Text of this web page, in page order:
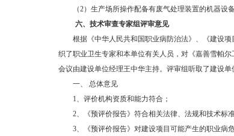
（2）生产场所操作配备有废气处理装置的机器
六、 技术审查专家组评审意见
根据《中华人民共和国职业病防治法》、《建设
织了职业卫生专家和本单位有关人员，对《嘉善雪帕
会议由建设单位经理王中华主持。评审组听取了建设
一、 总体意见
1、评价机构资质和能力符合；
2、《预评价报告》符合相关法律、法规和技术标
3、《预评价报告》对建设项目可能产生的职业病